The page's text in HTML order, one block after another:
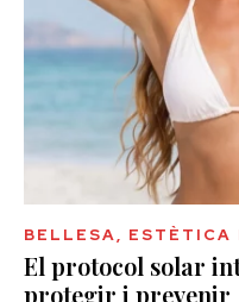
BELLESA, ESTÈTICA
El protocol solar
protegir i prevenir